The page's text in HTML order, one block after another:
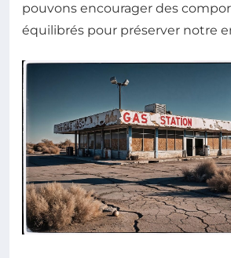
pouvons encourager des
équilibrés pour préserver notre